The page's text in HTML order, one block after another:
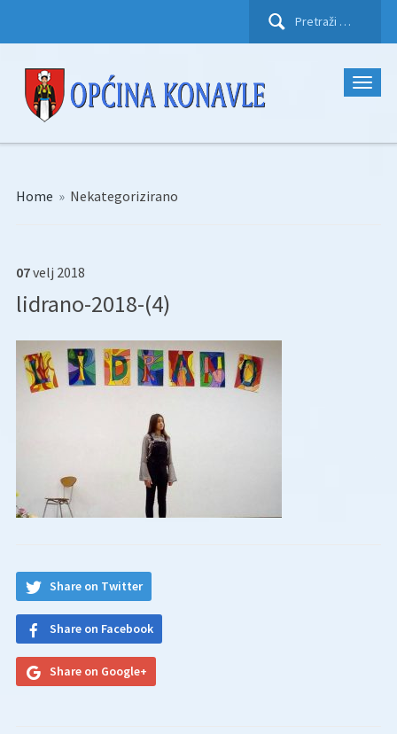
Pretraži:
Home » Nekategorizirano
07velj 2018
lidrano-2018-(4)
Share on Twitter
Share on Facebook
Share on Google+